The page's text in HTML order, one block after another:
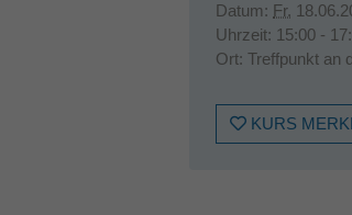
Datum: Fr.
Uhrzeit: 15:00 -
Ort: Treffpunkt an
KURS